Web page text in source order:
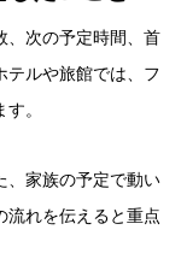
、次の予定時間、首
テルや旅館では、フ
。
、家族の予定で動い
流れを伝えると重点